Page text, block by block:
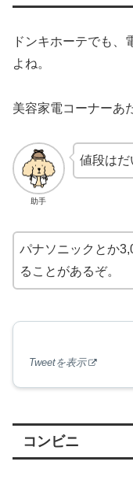
ドンキホーテでも、
よね。
美容家電コーナーあ
助手
値段はだ
パナソニックとか
ることがあるぞ。
Tweetを表示
コンビニ